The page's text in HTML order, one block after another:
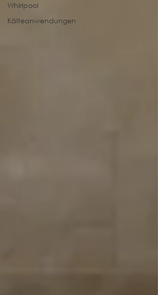
Whirlpool
Kälteanwendungen